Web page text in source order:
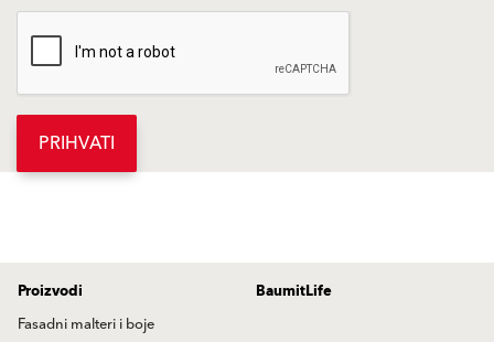
PRIHVATI
Proizvodi
Fasadni malteri i boje
BaumitLife